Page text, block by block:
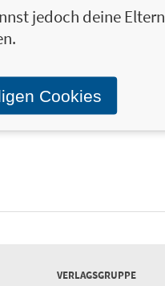
VERLAGSGRUPPE
jedoch deine
Cookies